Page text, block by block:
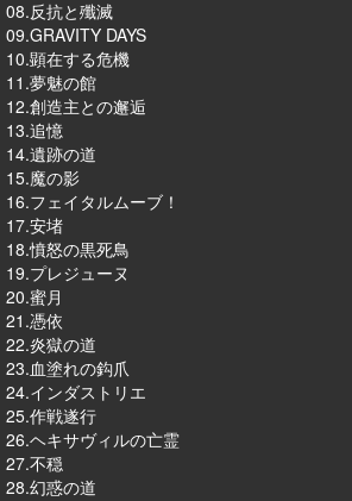
08.反抗と殲滅
09.GRAVITY DAYS
10.顕在する危機
11.夢魅の館
12.創造主との邂逅
13.追憶
14.遺跡の道
15.魔の影
16.フェイタルムーブ！
17.安堵
18.憤怒の黒死鳥
19.プレジューヌ
20.蜜月
21.憑依
22.炎獄の道
23.血塗れの鈎爪
24.インダストリエ
25.作戦遂行
26.ヘキサヴィルの亡霊
27.不穏
28.幻惑の道